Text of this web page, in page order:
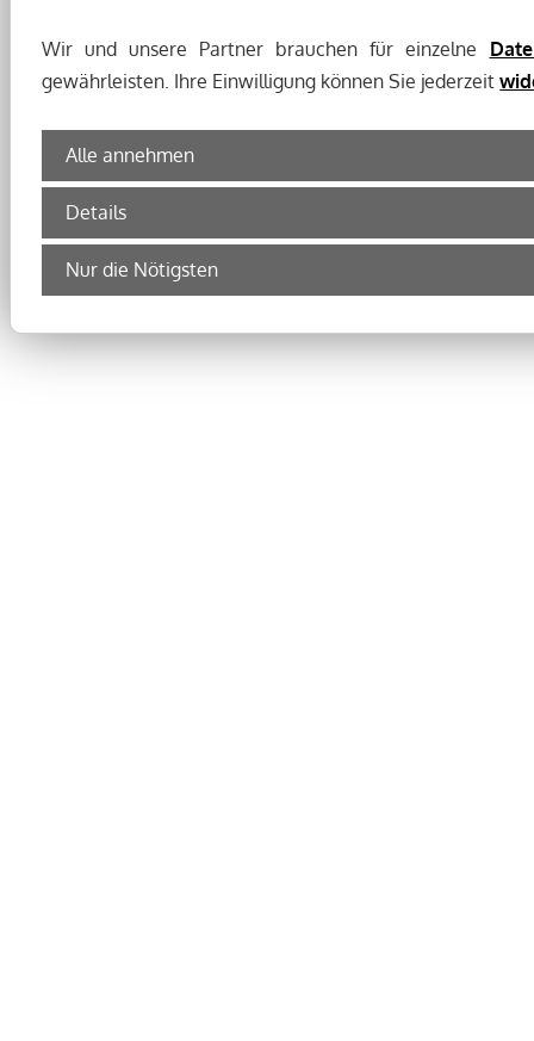
Wir und unsere Partner brauchen für einzelne
gewährleisten. Ihre Einwilligung können Sie jederzeit
Alle annehmen
Details
Nur die Nötigsten